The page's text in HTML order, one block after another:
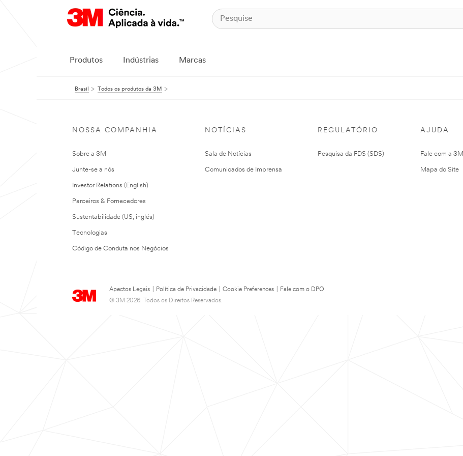
Produtos Indústrias Marcas
Brasil Todos os produtos da 3M
NOSSA COMPANHIA
Sobre a 3M
Junte-se a nós
Investor Relations (English)
Parceiros & Fornecedores
Sustentabilidade (US, inglés)
Tecnologias
Código de Conduta nos Negócios
NOTÍCIAS
Sala de Notícias
Comunicados de Imprensa
REGULATÓRIO
Pesquisa da FDS (SDS)
AJUDA
Fale com a 3M
Mapa do Site
Apectos Legais Política de Privacidade Cookie Preferences
Fale com o DPO
© 3M 2026. Todos os Direitos Reservados.